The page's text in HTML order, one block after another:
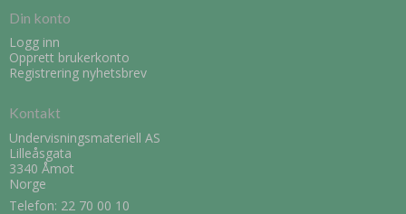
Din konto
Logg inn
Opprett brukerkonto
Registrering nyhetsbrev
Kontakt
Undervisningsmateriell AS
Lilleåsgata
3340 Åmot
Norge
Telefon: 22 70 00 10